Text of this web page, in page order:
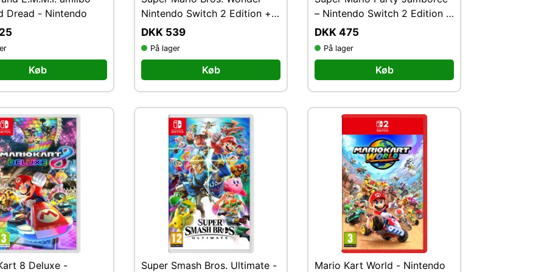
Dread - Nintendo
Køb
Nintendo Switch 2 Edition +
Meetup in Bellabel Park
DKK 539
På lager
Køb
– Nintendo Switch 2 Edition +
Jamboree TV
DKK 475
På lager
Køb
8 Deluxe - Super Smash Bros. Ultimate - Mario Kart World - Nintendo